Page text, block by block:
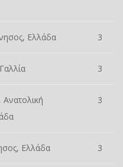
Ελλάδα 3
3
3
Ελλάδα 3